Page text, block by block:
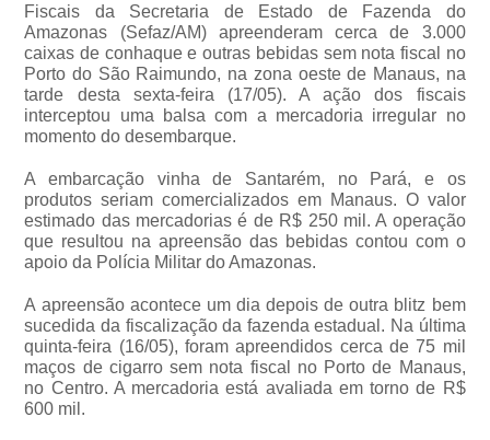
Fiscais da Secretaria de Estado de Fazenda do
Amazonas (Sefaz/AM) apreenderam cerca de 3.000
caixas de conhaque e outras bebidas sem nota fiscal no
Porto do São Raimundo, na zona oeste de Manaus, na
tarde desta sexta-feira (17/05). A ação dos fiscais
interceptou uma balsa com a mercadoria irregular no
momento do desembarque.
A embarcação vinha de Santarém, no Pará, e os
produtos seriam comercializados em Manaus. O valor
estimado das mercadorias é de R$ 250 mil. A operação
que resultou na apreensão das bebidas contou com o
apoio da Polícia Militar do Amazonas.
A apreensão acontece um dia depois de outra blitz bem
sucedida da fiscalização da fazenda estadual. Na última
quinta-feira (16/05), foram apreendidos cerca de 75 mil
maços de cigarro sem nota fiscal no Porto de Manaus,
no Centro. A mercadoria está avaliada em torno de R$
600 mil.